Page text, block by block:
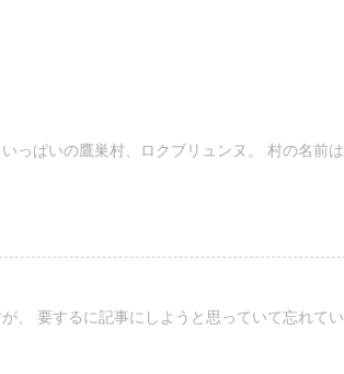
っぱいの鷹巣村、ロクブリュンヌ。 村の名前は
、 要するに記事にしようと思っていて忘れてい